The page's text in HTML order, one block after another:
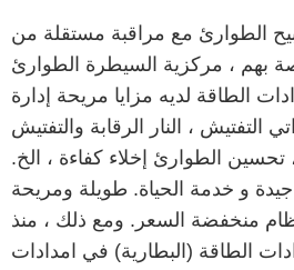
الطوارئ مع مراقبة مستقلة من
بهم ، مركزية السيطرة الطوارئ
الطاقة لديه مزايا مريحة إدارة
التفتيش ، النار الرقابة والتفتيش
تحسين الطوارئ إخلاء كفاءة ، الخ.
جيدة و خدمة الحياة. طويلة ومريحة
منخفضة السعر. ومع ذلك ، منذ
الطاقة (البطارية) في امدادات